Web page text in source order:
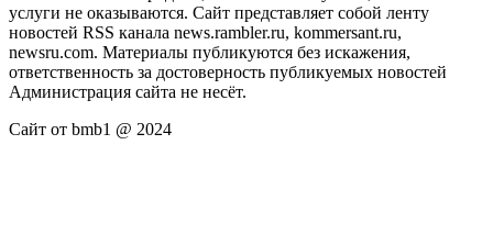
услуги не оказываются. Сайт представляет собой ленту
новостей RSS канала news.rambler.ru, kommersant.ru,
newsru.com. Материалы публикуются без искажения,
ответственность за достоверность публикуемых новостей
Администрация сайта не несёт.
Сайт от bmb1 @ 2024